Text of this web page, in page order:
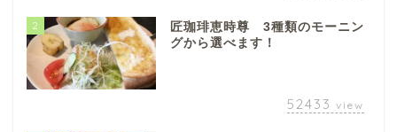
2
匠珈琲恵時尊 3種類のモーニン
グから選べます！
52433 view